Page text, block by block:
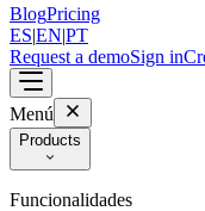
BlogPricing
ES|EN|PT
Request a demoSign in
Menú
Products
Funcionalidades